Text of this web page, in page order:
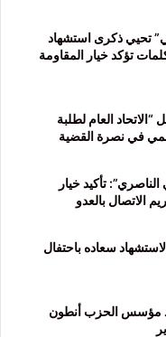
تحيي ذكرى استشهاد
تؤكد خيار المقاومة
العام لطلبة
في نصرة القضية
تأكيد خيار
الاتصال بالعدو
منفذية عكار في القومي تحيي الذكرى 77 لاستشهاد سعاده باحتفال
مؤسس الحزب أنطون